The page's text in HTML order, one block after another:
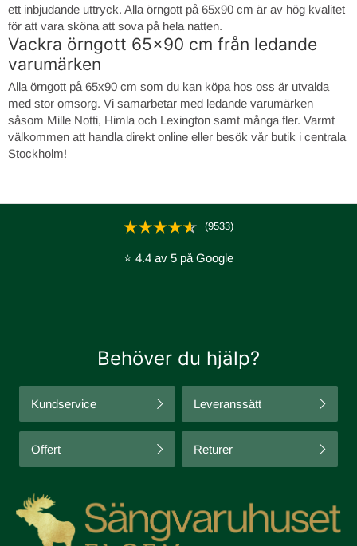
ett inbjudande uttryck. Alla örngott på 65x90 cm är av hög kvalitet
för att vara sköna att sova på hela natten.
Vackra örngott 65x90 cm från ledande
varumärken
Alla örngott på 65x90 cm som du kan köpa hos oss är utvalda
med stor omsorg. Vi samarbetar med ledande varumärken
såsom Mille Notti, Himla och Lexington samt många fler. Varmt
välkommen att handla direkt online eller besök vår butik i centrala
Stockholm!
(9533)
⭐ 4.4 av 5 på Google
Behöver du hjälp?
Kundservice Leveranssätt
Offert Returer